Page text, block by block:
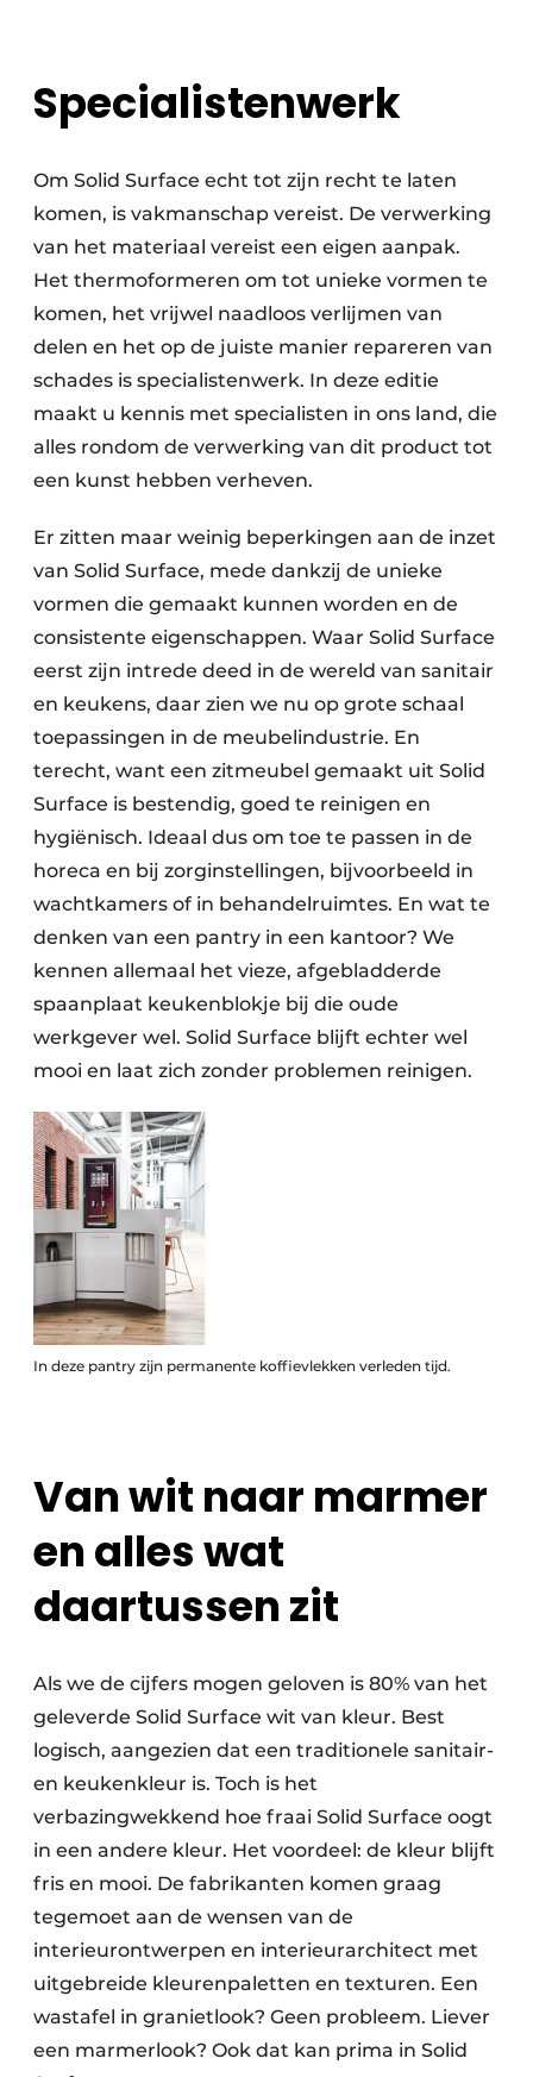
Specialistenwerk
Om Solid Surface echt tot zijn recht te laten
komen, is vakmanschap vereist. De verwerking
van het materiaal vereist een eigen aanpak.
Het thermoformeren om tot unieke vormen te
komen, het vrijwel naadloos verlijmen van
delen en het op de juiste manier repareren van
schades is specialistenwerk. In deze editie
maakt u kennis met specialisten in ons land, die
alles rondom de verwerking van dit product tot
een kunst hebben verheven.
Er zitten maar weinig beperkingen aan de inzet
van Solid Surface, mede dankzij de unieke
vormen die gemaakt kunnen worden en de
consistente eigenschappen. Waar Solid Surface
eerst zijn intrede deed in de wereld van sanitair
en keukens, daar zien we nu op grote schaal
toepassingen in de meubelindustrie. En
terecht, want een zitmeubel gemaakt uit Solid
Surface is bestendig, goed te reinigen en
hygiënisch. Ideaal dus om toe te passen in de
horeca en bij zorginstellingen, bijvoorbeeld in
wachtkamers of in behandelruimtes. En wat te
denken van een pantry in een kantoor? We
kennen allemaal het vieze, afgebladderde
spaanplaat keukenblokje bij die oude
werkgever wel. Solid Surface blijft echter wel
mooi en laat zich zonder problemen reinigen.
In deze pantry zijn permanente koffievlekken verleden tijd.
Van wit naar marmer
en alles wat
daartussen zit
Als we de cijfers mogen geloven is 80% van het
geleverde Solid Surface wit van kleur. Best
logisch, aangezien dat een traditionele sanitair-
en keukenkleur is. Toch is het
verbazingwekkend hoe fraai Solid Surface oogt
in een andere kleur. Het voordeel: de kleur blijft
fris en mooi. De fabrikanten komen graag
tegemoet aan de wensen van de
interieurontwerpen en interieurarchitect met
uitgebreide kleurenpaletten en texturen. Een
wastafel in granietlook? Geen probleem. Liever
een marmerlook? Ook dat kan prima in Solid